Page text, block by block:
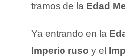
tramos de la Edad
Ya entrando en la
Imperio ruso y el